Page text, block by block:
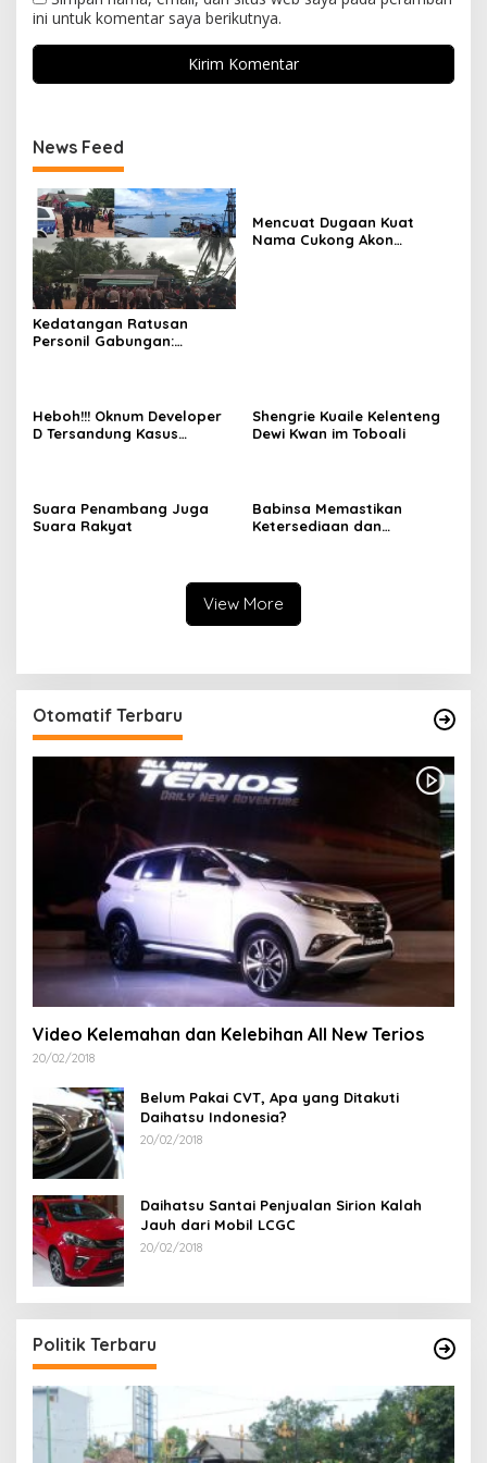
ini untuk komentar saya berikutnya.
News Feed
Kedatangan Ratusan
Personil Gabungan:
Mencuat Dugaan Kuat
Nama Cukong Akon
Heboh!!! Oknum Developer
D Tersandung Kasus
Shengrie Kuaile Kelenteng
Dewi Kwan im Toboali
Suara Penambang Juga
Suara Rakyat
Babinsa Memastikan
Ketersediaan dan
View More
Otomatif Terbaru
Video Kelemahan dan Kelebihan All New Terios
20/02/2018
Belum Pakai CVT, Apa yang Ditakuti
Daihatsu Indonesia?
20/02/2018
Daihatsu Santai Penjualan Sirion Kalah
Jauh dari Mobil LCGC
20/02/2018
Politik Terbaru